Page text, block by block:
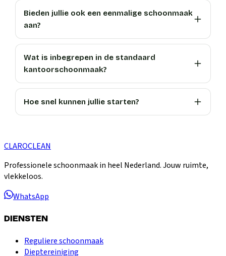
Bieden jullie ook een eenmalige schoonmaak
aan?
Wat is inbegrepen in de standaard
kantoorschoonmaak?
Hoe snel kunnen jullie starten?
CLAROCLEAN
Professionele schoonmaak in heel Nederland. Jouw ruimte,
vlekkeloos.
WhatsApp
DIENSTEN
Reguliere schoonmaak
Dieptereiniging